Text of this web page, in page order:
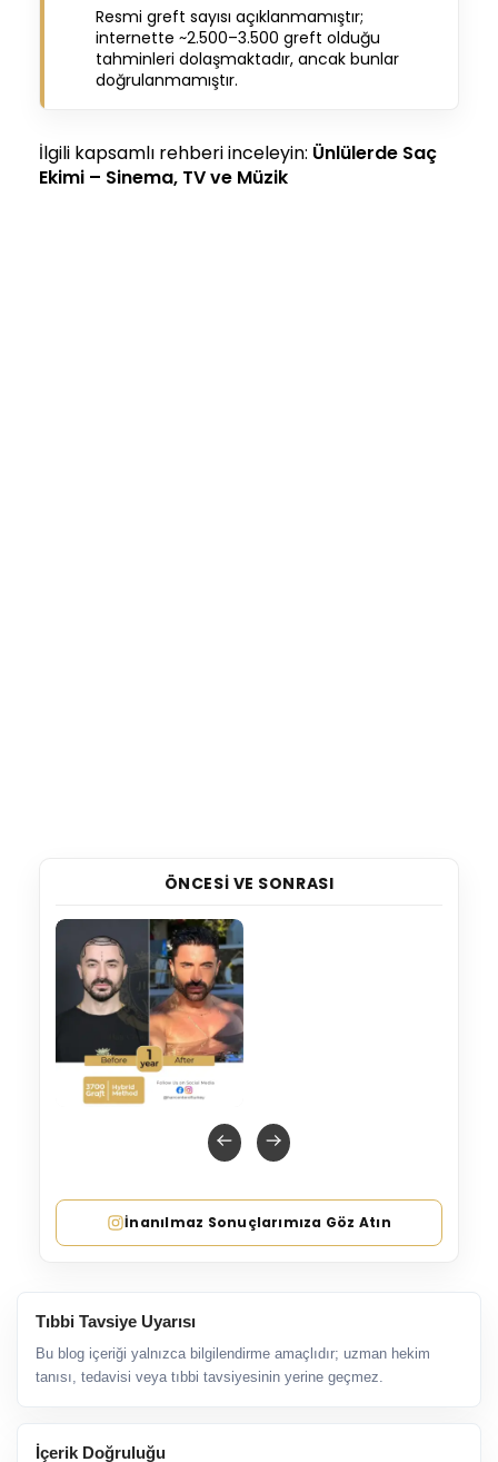
Resmi greft sayısı açıklanmamıştır;
internette ~2.500–3.500 greft olduğu
tahminleri dolaşmaktadır, ancak bunlar
doğrulanmamıştır.
İlgili kapsamlı rehberi inceleyin: Ünlülerde Saç
Ekimi – Sinema, TV ve Müzik
ÖNCESI VE SONRASI
İnanılmaz Sonuçlarımıza Göz Atın
Tıbbi Tavsiye Uyarısı
Bu blog içeriği yalnızca bilgilendirme amaçlıdır; uzman hekim
tanısı, tedavisi veya tıbbi tavsiyesinin yerine geçmez.
İçerik Doğruluğu